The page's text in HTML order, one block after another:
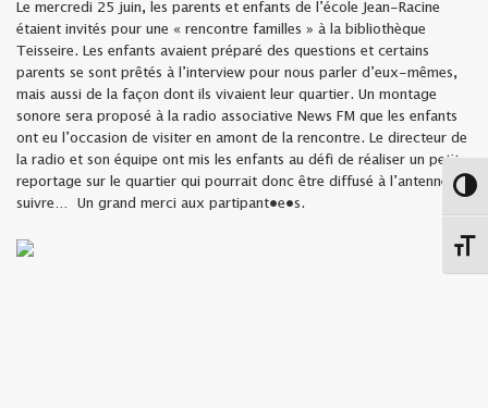
Le mercredi 25 juin, les parents et enfants de l’école Jean-Racine
étaient invités pour une « rencontre familles » à la bibliothèque
Teisseire. Les enfants avaient préparé des questions et certains
parents se sont prêtés à l’interview pour nous parler d’eux-mêmes,
mais aussi de la façon dont ils vivaient leur quartier. Un montage
sonore sera proposé à la radio associative News FM que les enfants
ont eu l’occasion de visiter en amont de la rencontre. Le directeur de
la radio et son équipe ont mis les enfants au défi de réaliser un petit
reportage sur le quartier qui pourrait donc être diffusé à l’antenne. À
suivre… Un grand merci aux partipant•e•s.